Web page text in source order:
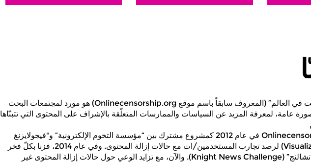
“تتبّع الرقابة على الإنترنت في العالم” (المعروف سابقاً باسم موقع Onlinecensorship.org) هو مورد لمجتمعات البحث
عامة، لمعرفة المزيد عن السياسات والممارسات المتعلّقة بالإشراف على المحتوى التي تتبنّاها
تأسّس موقع Onlinecensorship.org في عام 2012 كمشروع مشترك بين “مؤسسة التخوم الإلكترونية” و"فيجولايزنغ
إمباكت" (Visualizing Impact) لرصد تجارب المستخدمين/ات مع حالات إزالة المحتوى. وفي عام 2014، فزنا بكلّ فخر
بجائزة تحدّي “نايت نيوز تشالنج” (Knight News Challenge). والآن، مع تزايد الوعي حول حالات إزالة المحتوى غير